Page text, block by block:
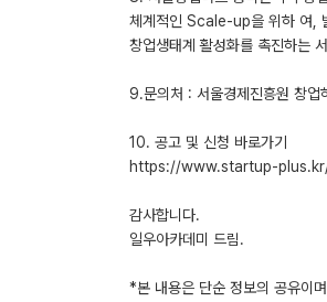
체계적인 Scale-up을 위하 여,
창업생태계 활성화를 촉진하는
9.문의처 : 서울경제진흥원
10. 공고 및 신청 바로가기
https://www.startup-
감사합니다.
일우아카데미 드림.
*본 내용은 단순 정보의 공유이